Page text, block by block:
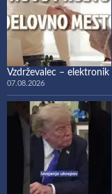
Vzdrževalec – elektronik
07.08.2026